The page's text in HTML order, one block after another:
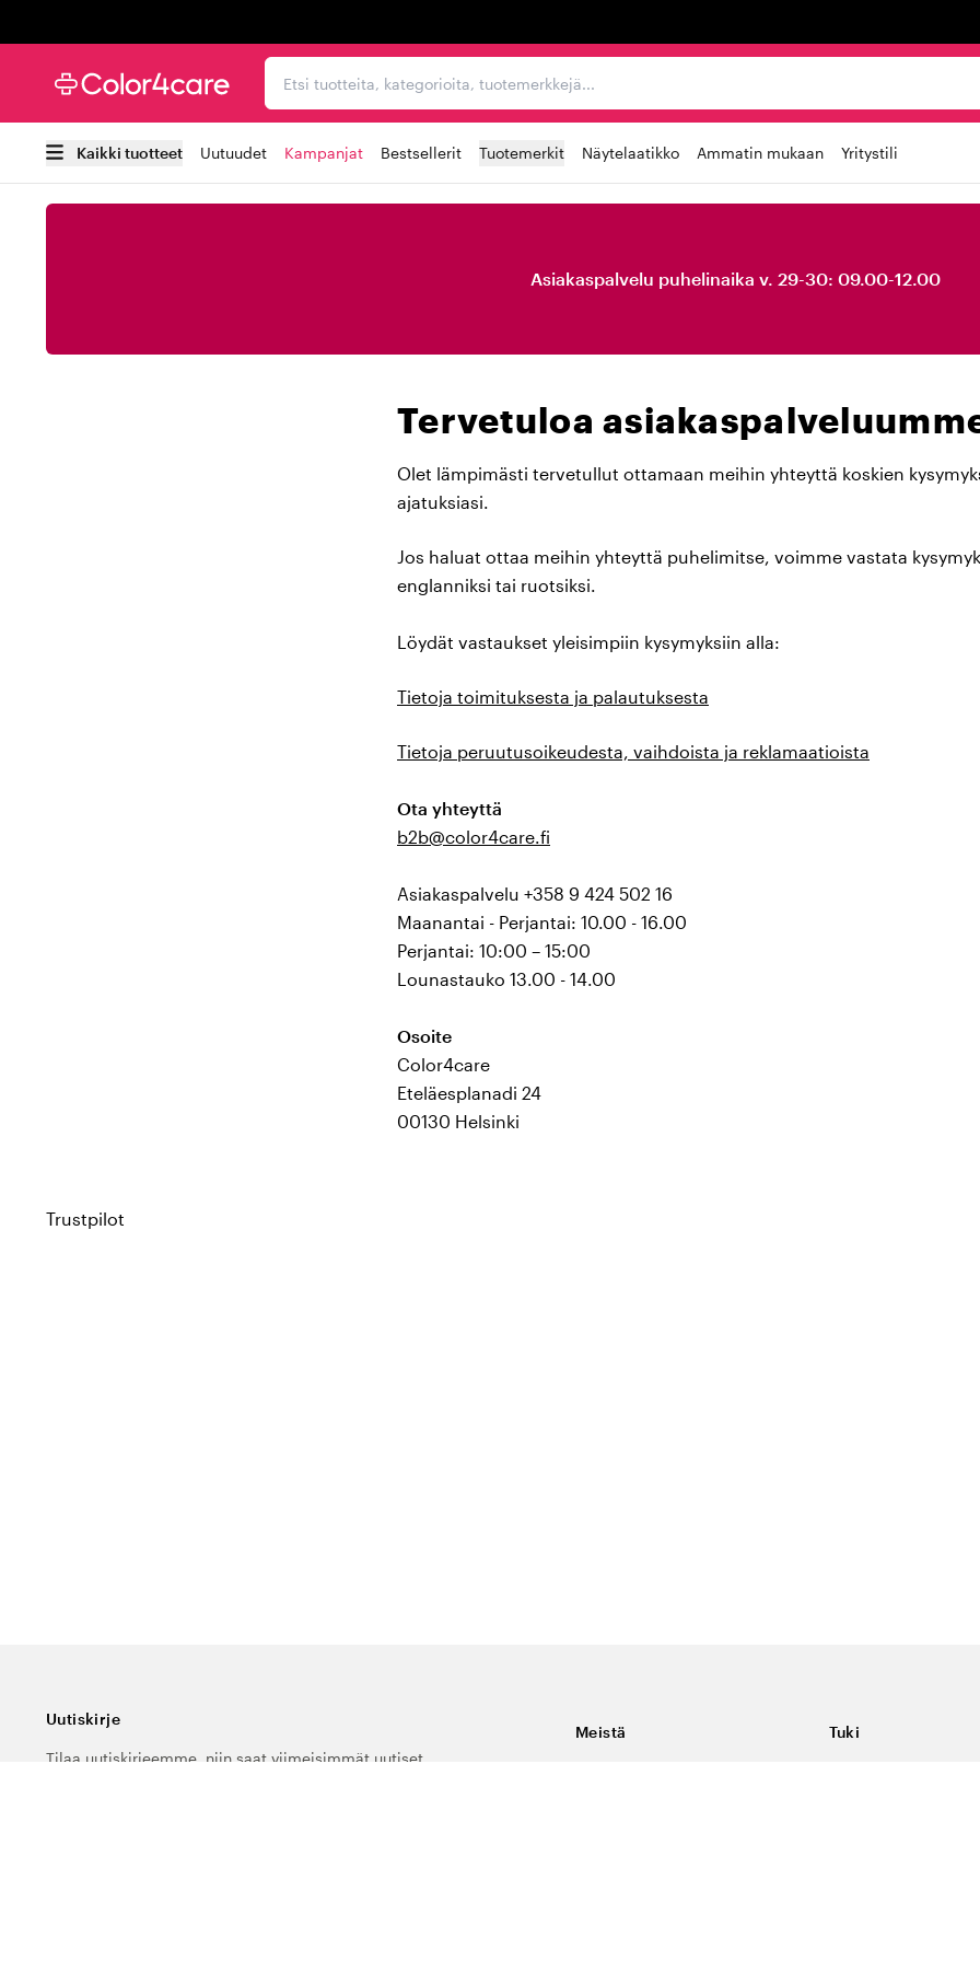
Etsi tuotteita, kategorioita, tuotemerkkejä...
Kaikki tuotteet Uutuudet Kampanjat Bestsellerit Tuotemerkit Näytelaatikko Ammatin mukaan Yritystili
Asiakaspalvelu puhelinaika v. 29-30: 09.00-12.00
Tervetuloa
Olet lämpimästi tervetullut ottamaan meihin yhteyttä koskien
ajatuksiasi.
Jos haluat ottaa meihin yhteyttä puhelimitse, voimme vastata
englanniksi tai ruotsiksi.
Löydät vastaukset yleisimpiin kysymyksiin alla:
Tietoja toimituksesta ja palautuksesta
Tietoja peruutusoikeudesta, vaihdoista ja reklamaatioista
Ota yhteyttä
b2b@color4care.fi
Asiakaspalvelu +358 9 424 502 16
Maanantai - Perjantai: 10.00 - 16.00
Perjantai: 10:00 – 15:00
Lounastauko 13.00 - 14.00
Osoite
Color4care
Eteläesplanadi 24
00130 Helsinki
Trustpilot
Uutiskirje
Tilaa uutiskirjeemme, niin saat viimeisimmät uutiset,
Meistä Tuki